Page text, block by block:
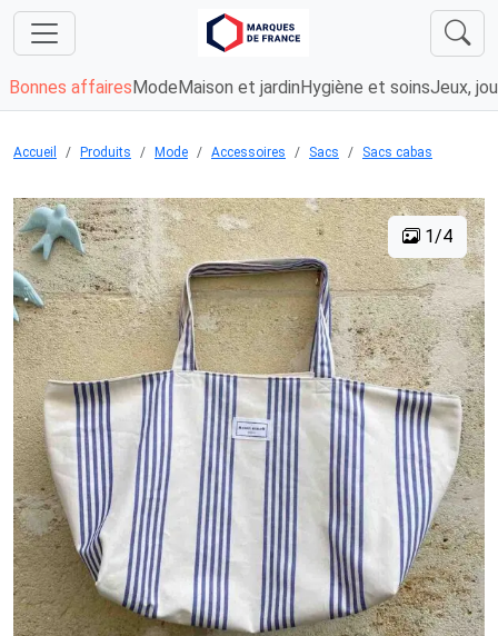
Bonnes affaires Mode Maison et jardin Hygiène et soinsJeux,
Accueil Produits Mode Accessoires Sacs Sacs cabas
1/4